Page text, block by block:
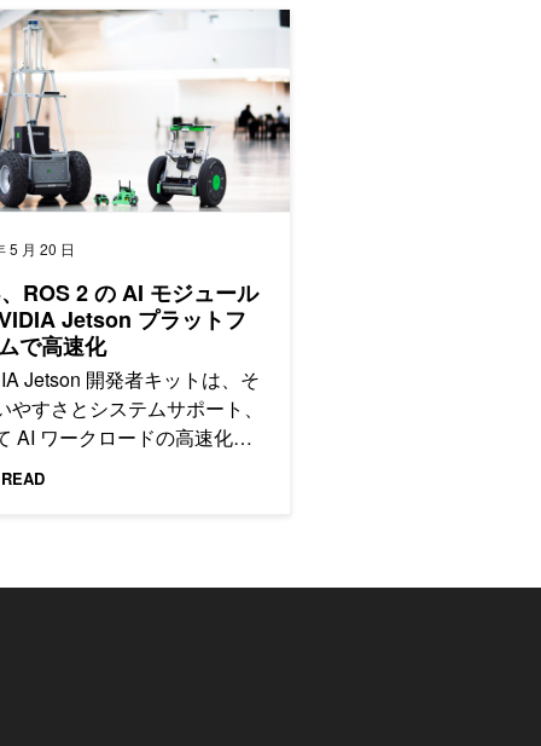
者、研究者、エンドユーザーを支援
を加速
5 月 20 日
ROS 2 の AI モジュール
Jetson プラットフ
で高速化
Jetson 開発者キットは、そ
やすさとシステムサポート、
AI ワークロードの高速化を
にサポートする、
2 の AI モジュールを NVIDIA Jetson プラットフォームで高速